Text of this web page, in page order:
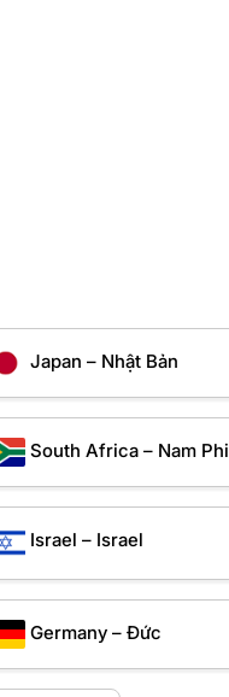
Japan – Nhật Bản
South Africa – Nam Phi
Israel – Israel
Germany – Đức